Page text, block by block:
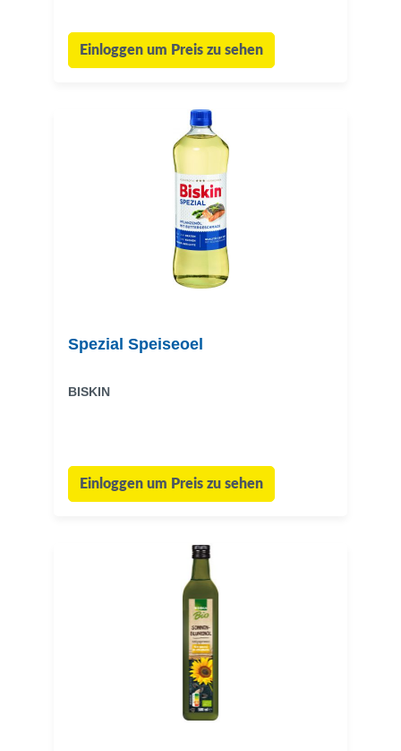
Einloggen um Preis zu sehen
Spezial Speiseoel
BISKIN
Einloggen um Preis zu sehen